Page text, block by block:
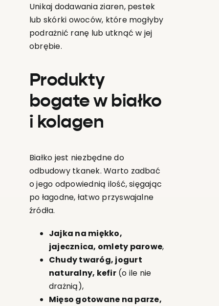
Unikaj dodawania ziaren, pestek
lub skórki owoców, które mogłyby
podrażnić ranę lub utknąć w jej
obrębie.
Produkty
bogate w białko
i kolagen
Białko jest niezbędne do
odbudowy tkanek. Warto zadbać
o jego odpowiednią ilość, sięgając
po łagodne, łatwo przyswajalne
źródła.
Jajka na miękko,
jajecznica, omlety parowe,
Chudy twaróg, jogurt
naturalny, kefir(o ile nie
drażnią),
Mięso gotowane na parze,